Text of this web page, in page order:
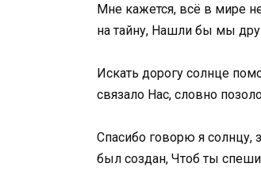
Мне кажется, всё в мире
на тайну, Нашли бы мы
Искать дорогу солнце
связало Нас, словно
Спасибо говорю я солнцу,
был создан, Чтоб ты